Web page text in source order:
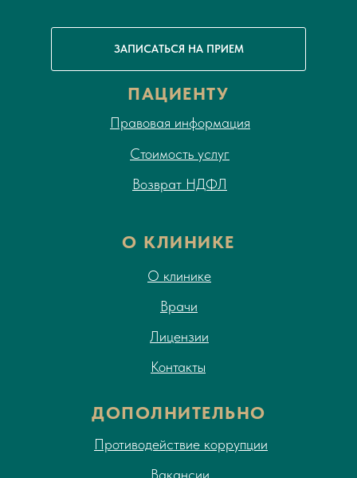
ПАЦИЕНТУ
О КЛИНИКЕ
ДОПОЛНИТЕЛЬНО
Правовая информация
Возврат НДФЛ
Стоимость услуг
Врачи
Лицензии
О клинике
Контакты
Вакансии
Противодействие коррупции
ЗАПИСАТЬСЯ НА ПРИЕМ